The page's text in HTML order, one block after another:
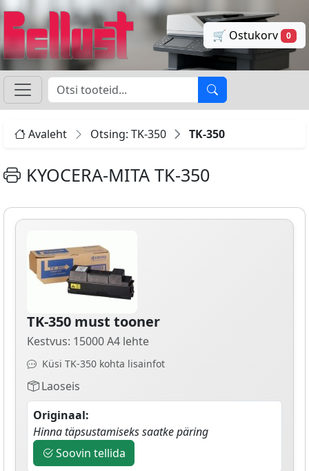
🛒 Ostukorv 0
Avaleht Otsing: TK-350 TK-350
KYOCERA-MITA TK-350
TK-350 must tooner
Kestvus: 15000 A4 lehte
Küsi TK-350 kohta lisainfot
Laoseis
Originaal:
Hinna täpsustamiseks saatke päring
Soovin tellida